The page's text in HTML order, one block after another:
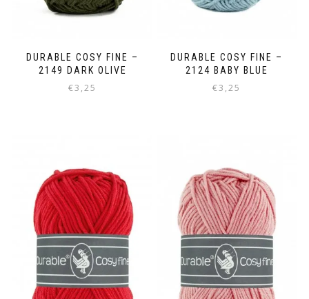
DURABLE COSY FINE –
2149 DARK OLIVE
€3,25
DURABLE COSY FINE –
2124 BABY BLUE
€3,25